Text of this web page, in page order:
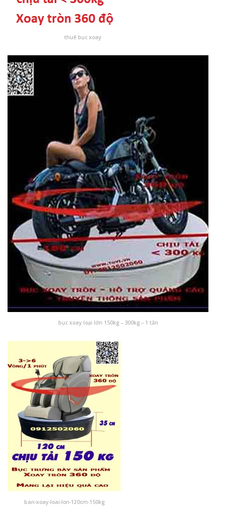
thuê bục xoay
bục xoay loại lớn 150kg – 300kg – 1 tấn
ban-xoay-loai-lon-120cm-150kg